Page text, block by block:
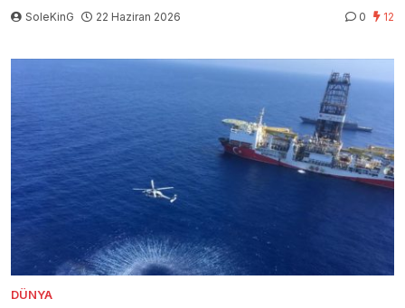
SoleKinG 22 Haziran 2026 0 12
DÜNYA